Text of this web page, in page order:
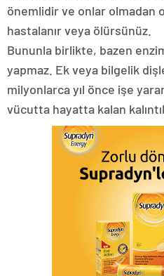
önemlidir ve onlar olmadan
hastalanır veya ölürsünüz.
Bununla birlikte, bazen
yapmaz. Ek veya bilgelik
milyonlarca yıl önce işe
vücutta hayatta kalan